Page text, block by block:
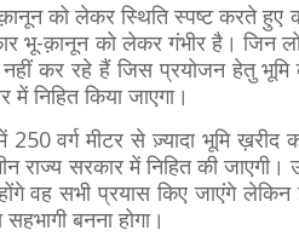
को लेकर स्थिति स्पष्ट करते हुए
भू-क़ानून को लेकर गंभीर है। जिन
कर रहे हैं जिस प्रयोजन हेतु
में निहित किया जाएगा।
वर्ग मीटर से ज़्यादा भूमि ख़रीद
राज्य सरकार में निहित की जाएगी।
वह सभी प्रयास किए जाएंगे
बनना होगा।